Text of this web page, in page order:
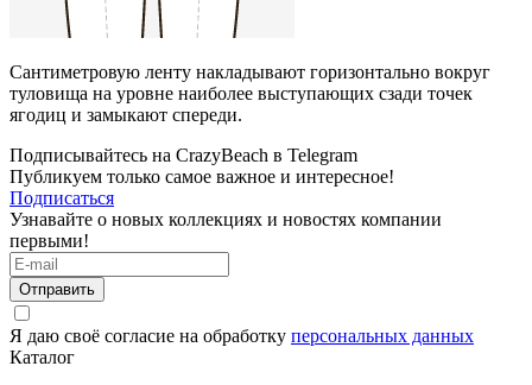
Сантиметровую ленту накладывают горизонтально вокруг
туловища на уровне наиболее выступающих сзади точек
ягодиц и замыкают спереди.
Подписывайтесь на CrazyBeach в Telegram
Публикуем только самое важное и интересное!
Подписаться
Узнавайте о новых коллекциях и новостях компании
первыми!
Отправить
Я даю своё согласие на обработку персональных данных
Каталог